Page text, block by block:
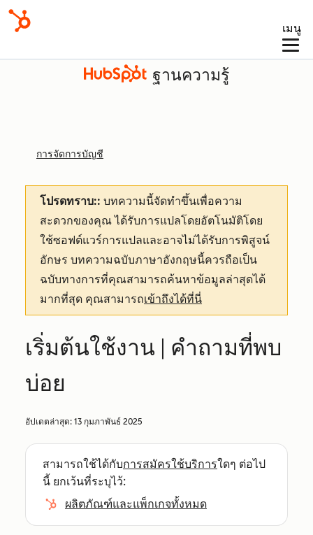
เมนู
ฐานความรู้
การจัดการบัญชี
โปรดทราบ:: บทความนี้จัดทำขึ้นเพื่อความ
สะดวกของคุณได้รับการแปลโดยอัตโนมัติโดย
ใช้ซอฟต์แวร์การแปลและอาจไม่ได้รับการพิสูจน์
อักษร บทความฉบับภาษาอังกฤษนี้ควรถือเป็น
ฉบับทางการที่คุณสามารถค้นหาข้อมูลล่าสุดได้
มากที่สุด คุณสามารถเข้าถึงได้ที่นี่
เริ่มต้นใช้งาน | คำถามที่พบ
บ่อย
อัปเดตล่าสุด: 13 กุมภาพันธ์ 2025
สามารถใช้ได้กับการสมัครใช้บริการใดๆ ต่อไป
นี้ ยกเว้นที่ระบุไว้:
ผลิตภัณฑ์และแพ็กเกจทั้งหมด